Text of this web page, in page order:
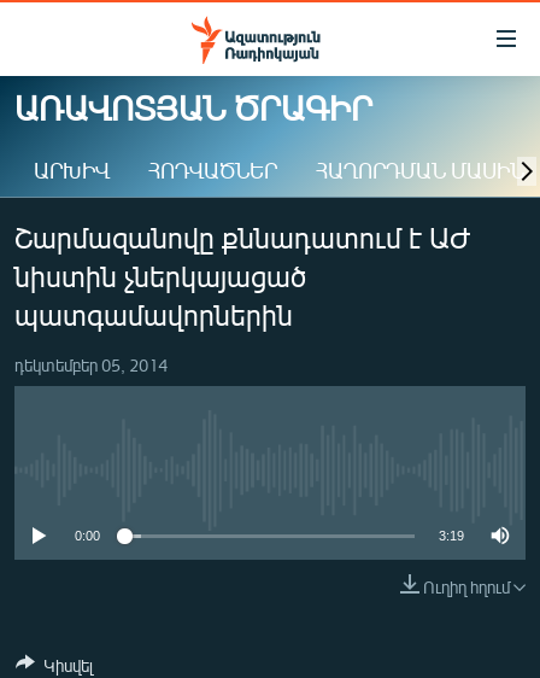
Մատչելիության
Անցնել
հիմնական
Անցնել
հիմնական
մենյուին
Որոնում
ԱԶԱՏՈՒԹՅՈՒՆ TV
ՀԱՅԱՍՏԱՆ
ԸՆՏՐՈՒԹՅՈՒՆՆԵՐ 2026
ԻՐԱՎՈՒՆՔ
ՏՆՏԵՍՈՒԹՅՈՒՆ
ՄԻՋԱԶԳԱՅԻՆ
ԱՌԱՎՈՏՅԱՆ ԾՐԱԳԻՐ
ԱՐԽԻՎ ՀՈԴՎԱԾՆԵՐ ՀԱՂՈՐԴՄԱՆ ՄԱՍԻՆ
Շարմազանովը քննադատում է ԱԺ
նիստին չներկայացած
պատգամավորներին
դեկտեմբեր 05, 2014
0:00 3:19
Ուղիղ հղում
Կիսվել